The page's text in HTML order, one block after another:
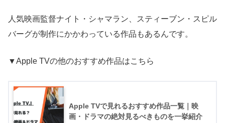
人気映画監督ナイト・シャマラン、スティーブン・スピル
バーグが制作にかかわっている作品もあるんです。
▼Apple TVの他のおすすめ作品はこちら
Apple TVで見れるおすすめ作品一覧｜映
画・ドラマの絶対見るべきものを一挙紹介